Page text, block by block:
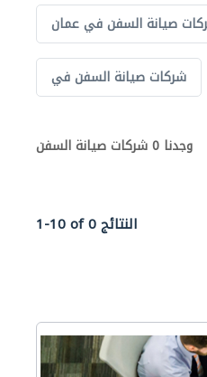
صيانة السفن في عمان
شركات صيانة السفن في
وجدنا 0 شركات صيانة السفن
1-10 of 0 النتائج